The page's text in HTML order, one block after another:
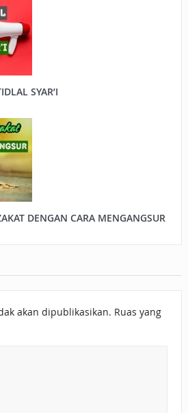
SYAR’I
DENGAN CARA MENGANGSUR
akan dipublikasikan. Ruas yang